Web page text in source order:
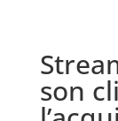
son